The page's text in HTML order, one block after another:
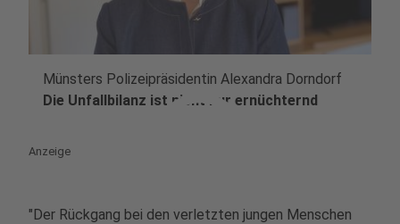
play_circle
Münsters Polizeipräsidentin Alexandra Dorndorf
Die Unfallbilanz ist nicht nur ernüchternd
Anzeige
"Der Rückgang bei den verletzten jungen Menschen